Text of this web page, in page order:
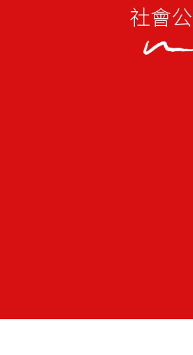
社會